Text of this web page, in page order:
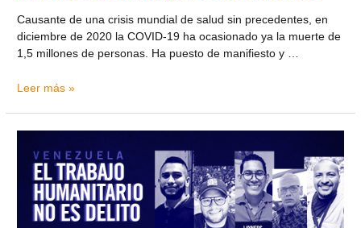
Causante de una crisis mundial de salud sin precedentes, en
diciembre de 2020 la COVID-19 ha ocasionado ya la muerte de
1,5 millones de personas. Ha puesto de manifiesto y …
Leer más »